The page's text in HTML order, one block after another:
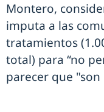
Montero,
imputa a las
tratamientos
total) para “no
parecer que